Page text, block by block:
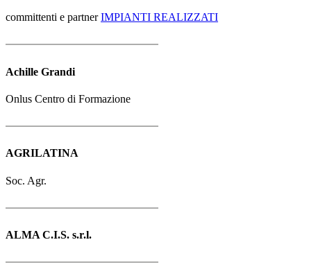
committenti e partnerIMPIANTI REALIZZATI
Achille Grandi
Onlus Centro di Formazione
AGRILATINA
Soc. Agr.
ALMA C.I.S. s.r.l.